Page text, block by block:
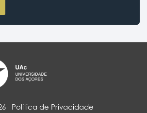
Política de Privacidade